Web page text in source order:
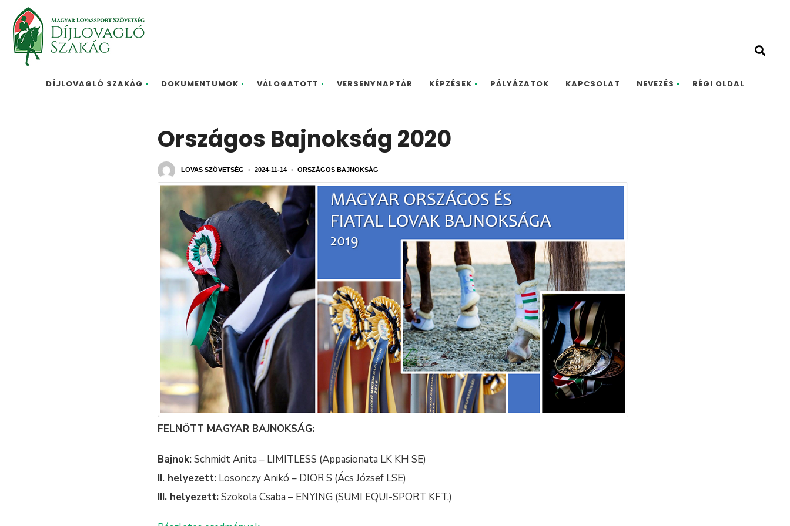
DÍJLOVAGLÓ SZAKÁG DOKUMENTUMOK VÁLOGATOTT VERSENYNAPTÁR KÉPZÉSEK PÁLYÁZATOK KAPCSOLAT NEVEZÉS RÉGI OLDAL
Országos Bajnokság 2020
LOVAS SZÖVETSÉG • 2024-11-14 • ORSZÁGOS BAJNOKSÁG
FELNŐTT MAGYAR BAJNOKSÁG:
Bajnok:Schmidt Anita – LIMITLESS (Appasionata LK KH SE)
II. helyezett: Losonczy Anikó – DIOR S (Ács József LSE)
III. helyezett:Szokola Csaba – ENYING (SUMI EQUI-SPORT KFT.)